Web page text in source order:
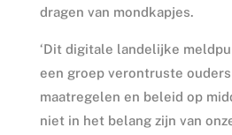
dragen van mondkapjes.
‘Dit digitale landelijke
een groep verontruste
maatregelen en beleid op
niet in het belang zijn van